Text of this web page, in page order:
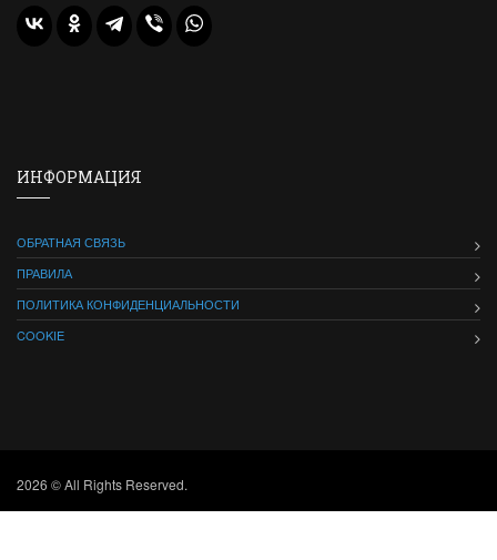
ИНФОРМАЦИЯ
ОБРАТНАЯ СВЯЗЬ
ПРАВИЛА
ПОЛИТИКА КОНФИДЕНЦИАЛЬНОСТИ
COOKIE
2026 © All Rights Reserved.